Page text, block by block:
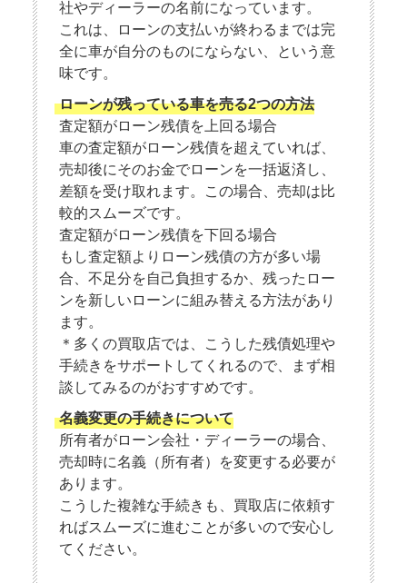
社やディーラーの名前になっています。
これは、ローンの支払いが終わるまでは完
全に車が自分のものにならない、という意
味です。
ローンが残っている車を売る2つの方法
査定額がローン残債を上回る場合
車の査定額がローン残債を超えていれば、
売却後にそのお金でローンを一括返済し、
差額を受け取れます。この場合、売却は比
較的スムーズです。
査定額がローン残債を下回る場合
もし査定額よりローン残債の方が多い場
合、不足分を自己負担するか、残ったロー
ンを新しいローンに組み替える方法があり
ます。
＊多くの買取店では、こうした残債処理や
手続きをサポートしてくれるので、まず相
談してみるのがおすすめです。
名義変更の手続きについて
所有者がローン会社・ディーラーの場合、
売却時に名義（所有者）を変更する必要が
あります。
こうした複雑な手続きも、買取店に依頼す
ればスムーズに進むことが多いので安心し
てください。